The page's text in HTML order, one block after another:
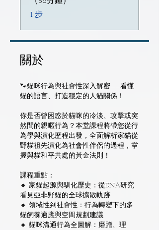
.1 步
關於
🐾貓咪行為與社會性深入解密——看懂
貓的語言、打造穩定的人貓關係！
你是否曾困惑於貓咪的冷淡、攻擊或突
然間的親暱行為？本堂課程將帶您從行
為學與演化歷程出發，全面解析家貓從
野貓祖先演化為社會性伴侶的過程，掌
握與貓和平共處的黃金法則！
課程重點：
🔸 家貓起源與馴化歷史：從DNA研究
看見亞非野貓的全球擴散軌跡
🔸 領域性到社會性：行為轉變下的多
貓飼養適應與空間規劃建議
🔸 貓咪溝通行為全圖解：磨蹭、理